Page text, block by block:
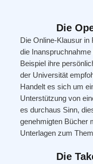
Die
Die Online-Klausur in
die
Beispiel ihre
der Universität
Handelt es sich um
Unterstützung von
es durchaus Sinn,
genehmigten Bücher
Unterlagen zum
Die